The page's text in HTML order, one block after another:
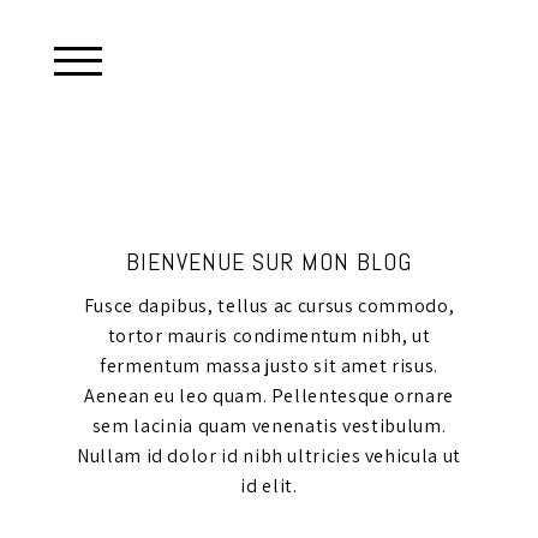
BIENVENUE SUR MON BLOG
Fusce dapibus, tellus ac cursus commodo,
tortor mauris condimentum nibh, ut
fermentum massa justo sit amet risus.
Aenean eu leo quam. Pellentesque ornare
sem lacinia quam venenatis vestibulum.
Nullam id dolor id nibh ultricies vehicula ut
id elit.